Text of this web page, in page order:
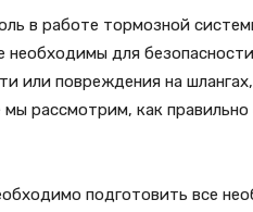
в работе тормозной
необходимы для
или повреждения на
рассмотрим, как
подготовить все